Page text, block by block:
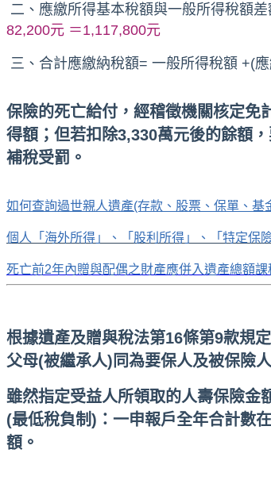
二、應繳所得基本稅額與一般所得稅額差
82,200元 ＝1,117,800元
三、合計應繳納稅額= 一般所得稅額 +(
保險的死亡給付，經稽徵機關核定免
得額；但若扣除3,330萬元後的餘額
補稅受罰。
如何查詢過世親人遺產(存款、股票、保單、
個人「海外所得」、「股利所得」、「特定保
死亡前2年內贈與配偶之財產應併入遺產總額課
根據遺產及贈與稅法第16條第9款規
父母(被繼承人)同為要保人及被保險
雖然指定受益人所領取的人壽保險金
(最低稅負制)：一申報戶全年合計數
額。